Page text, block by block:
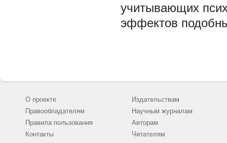
учитывающих
эффектов
О проекте
Правообладателям
Правила пользования
Контакты
Издательствам
Научным журналам
Авторам
Читателям